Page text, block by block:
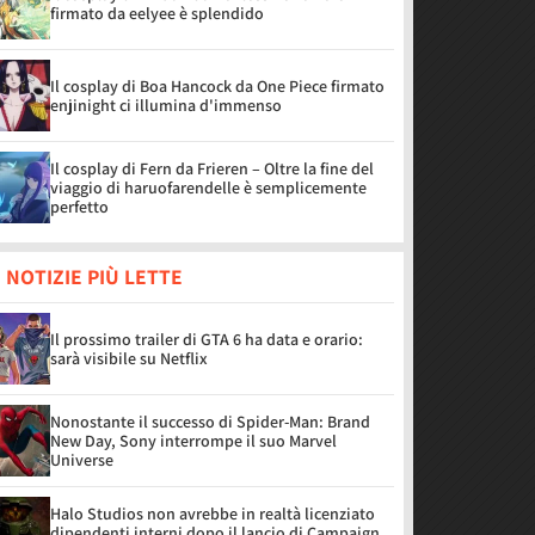
firmato da eelyee è splendido
Il cosplay di Boa Hancock da One Piece firmato
enjinight ci illumina d'immenso
Il cosplay di Fern da Frieren – Oltre la fine del
viaggio di haruofarendelle è semplicemente
perfetto
NOTIZIE PIÙ LETTE
Il prossimo trailer di GTA 6 ha data e orario:
sarà visibile su Netflix
Nonostante il successo di Spider-Man: Brand
New Day, Sony interrompe il suo Marvel
Universe
Halo Studios non avrebbe in realtà licenziato